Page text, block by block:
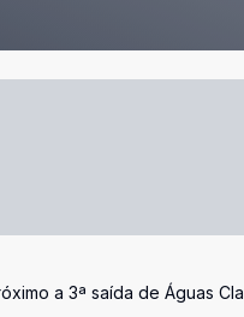
a 3ª saída de Águas